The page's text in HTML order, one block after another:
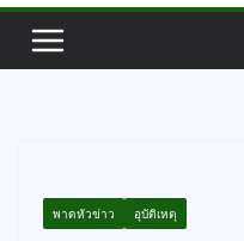
พาดหัวข่าว อุบัติเหตุ